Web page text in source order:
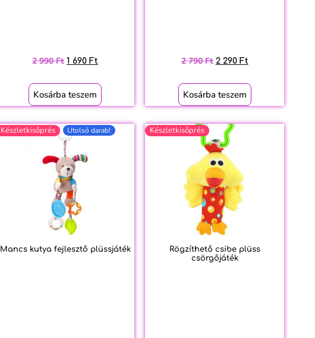
2 990Ft 1 690 Ft
Kosárba teszem
2 790Ft 2 290 Ft
Kosárba teszem
Készletkisőprés Utolsó darab!
Mancs kutya fejlesztő plüssjáték
Készletkisőprés
Rögzíthető csibe plüss
csörgőjáték